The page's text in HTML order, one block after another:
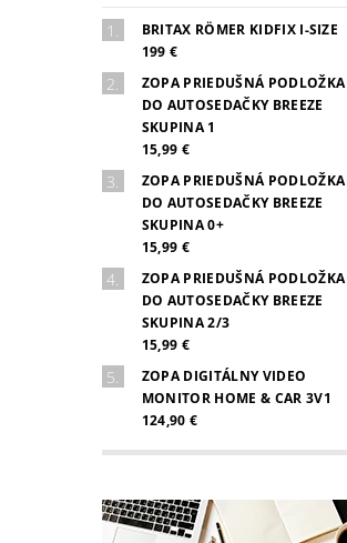
BRITAX RÖMER KIDFIX I-SIZE
199 €
ZOPA PRIEDUŠNÁ PODLOŽKA
DO AUTOSEDAČKY BREEZE
SKUPINA 1
15,99 €
ZOPA PRIEDUŠNÁ PODLOŽKA
DO AUTOSEDAČKY BREEZE
SKUPINA 0+
15,99 €
ZOPA PRIEDUŠNÁ PODLOŽKA
DO AUTOSEDAČKY BREEZE
SKUPINA 2/3
15,99 €
ZOPA DIGITÁLNY VIDEO
MONITOR HOME & CAR 3V1
124,90 €